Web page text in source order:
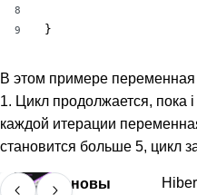
8
9
}
В этом примере переменная
1. Цикл продолжается,
каждой итерации
становится больше 5, цикл
Основы